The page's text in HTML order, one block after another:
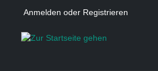
Hauptinhalt springen
Zur Suche springen
Zur Hauptnavigation springen
Anmelden oder Registrieren